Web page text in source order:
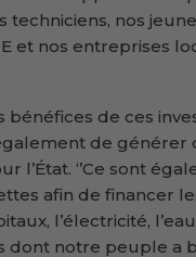
techniciens, nos
et nos entreprises
bénéfices de ces
de générer
l’État. ‘’Ce sont
afin de financer
l’électricité,
notre peuple a